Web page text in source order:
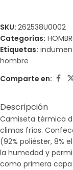
SKU: 262538U0002
Categorías:
Etiquetas:
hombre
Comparte en:
Descripción
Camiseta térmica
climas fríos.
(92% poliéster, 8%
la humedad y
como primera capa